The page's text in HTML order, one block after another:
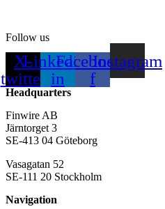
Follow us
X-
twitter
Linkedin-
in
Facebook-
f
Instagram
Headquarters
Finwire AB
Järntorget 3
SE-413 04 Göteborg
Vasagatan 52
SE-111 20 Stockholm
Navigation